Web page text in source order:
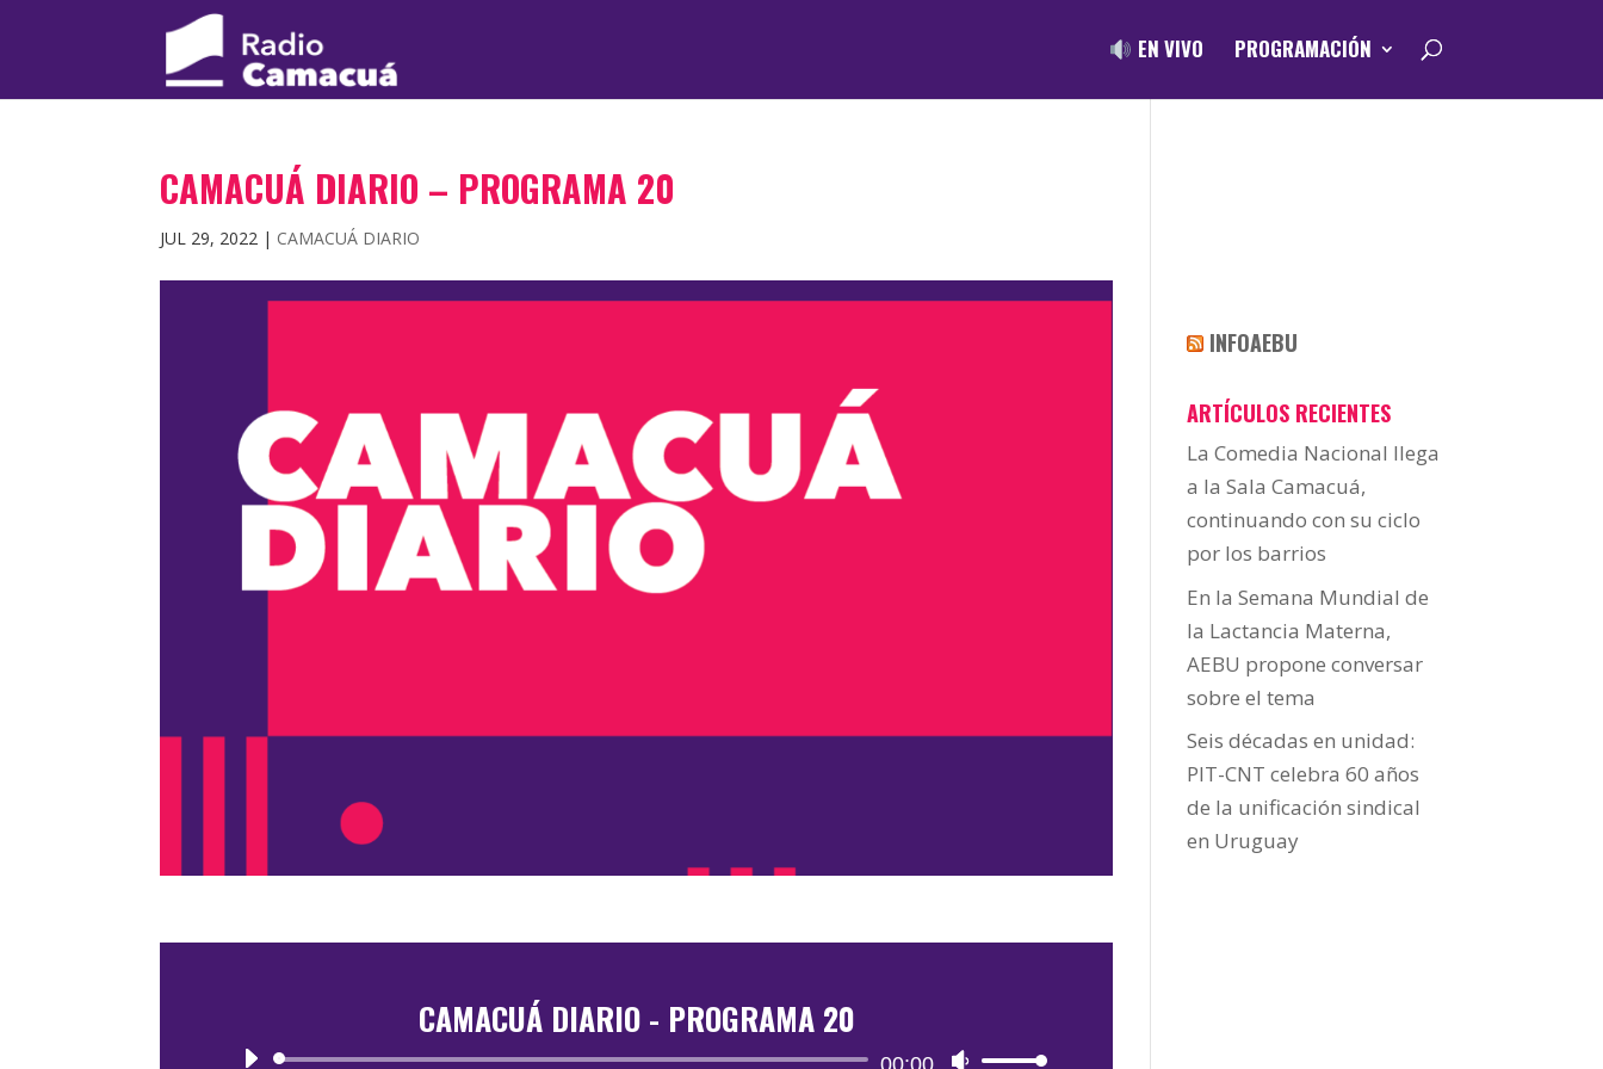
EN VIVO PROGRAMACIÓN
CAMACUÁ DIARIO – PROGRAMA 20
JUL 29, 2022 | CAMACUÁ DIARIO
CAMACUÁ DIARIO - PROGRAMA 20
Reproductor 00:00 Utiliza
INFOAEBU
ARTÍCULOS RECIENTES
La Comedia Nacional llega
a la Sala Camacuá,
continuando con su ciclo
por los barrios
En la Semana Mundial de
la Lactancia Materna,
AEBU propone conversar
sobre el tema
Seis décadas en unidad:
PIT-CNT celebra 60 años
de la unificación sindical
en Uruguay